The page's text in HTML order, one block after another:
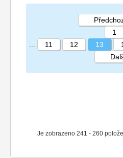
STRÁNKA
Je zobrazeno 241 - 260
1
11 12 13